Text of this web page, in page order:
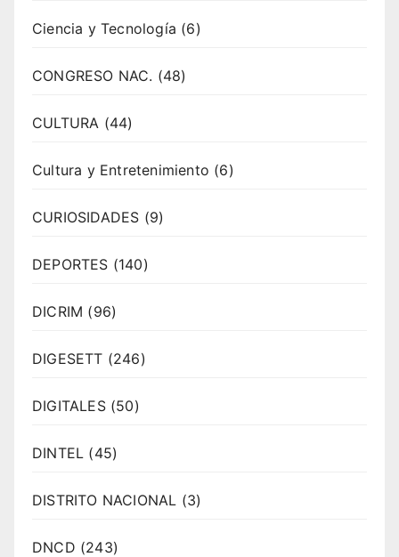
Ciencia y Tecnología (6)
CONGRESO NAC. (48)
CULTURA (44)
Cultura y Entretenimiento (6)
CURIOSIDADES (9)
DEPORTES (140)
DICRIM (96)
DIGESETT (246)
DIGITALES(50)
DINTEL (45)
DISTRITO NACIONAL (3)
DNCD (243)